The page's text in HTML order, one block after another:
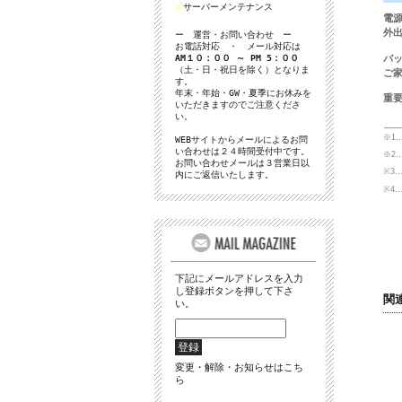
関
■サーバーメンテナンス
ー 運営・お問い合わせ ー
お電話対応 ・ メール対応は
AM１０：００ ～ PM 5：００
（土・日・祝日を除く）となりま
す。
年末・年始・GW・夏季にお休みを
いただきますのでご注意くださ
い。
WEBサイトからメールによるお問
い合わせは２４時間受付中です。
お問い合わせメールは３営業日以
内にご返信いたします。
下記にメールアドレスを入力
し登録ボタンを押して下さ
い。
変更・解除・お知らせはこち
ら